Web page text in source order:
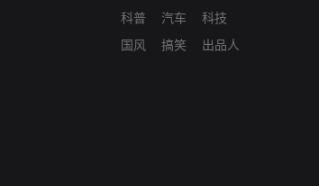
科普
国风
汽车
搞笑
科技
出品人